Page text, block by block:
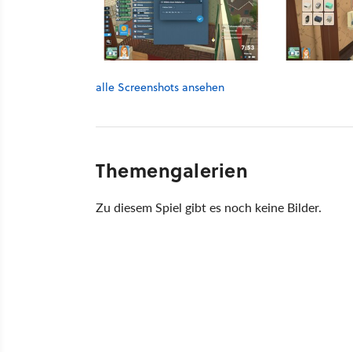
alle Screenshots ansehen
Themengalerien
Zu diesem Spiel gibt es noch keine Bilder.